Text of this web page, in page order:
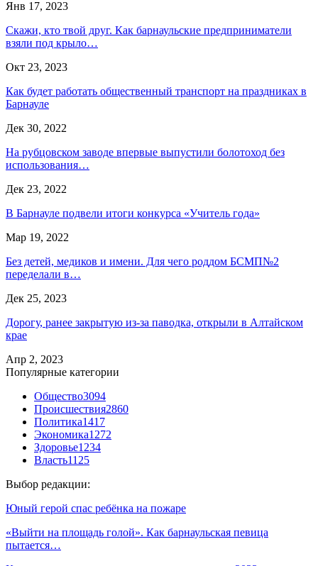
Янв 17, 2023
Скажи, кто твой друг. Как барнаульские предприниматели
взяли под крыло…
Окт 23, 2023
Как будет работать общественный транспорт на праздниках в
Барнауле
Дек 30, 2022
На рубцовском заводе впервые выпустили болотоход без
использования…
Дек 23, 2022
В Барнауле подвели итоги конкурса «Учитель года»
Мар 19, 2022
Без детей, медиков и имени. Для чего роддом БСМП№2
переделали в…
Дек 25, 2023
Дорогу, ранее закрытую из-за паводка, открыли в Алтайском
крае
Апр 2, 2023
Популярные категории
Общество3094
Происшествия2860
Политика1417
Экономика1272
Здоровье1234
Власть1125
Выбор редакции:
Юный герой спас ребёнка на пожаре
«Выйти на площадь голой». Как барнаульская певица
пытается…